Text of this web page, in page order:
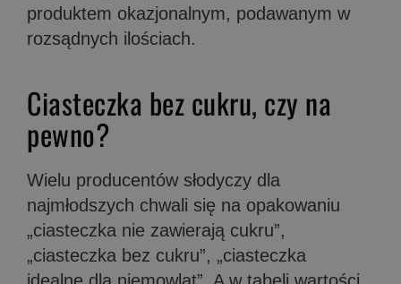
produktem okazjonalnym, podawanym w
rozsądnych ilościach.
Ciasteczka bez cukru, czy na
pewno?
Wielu producentów słodyczy dla
najmłodszych chwali się na opakowaniu
„ciasteczka nie zawierają cukru”,
„ciasteczka bez cukru”, „ciasteczka